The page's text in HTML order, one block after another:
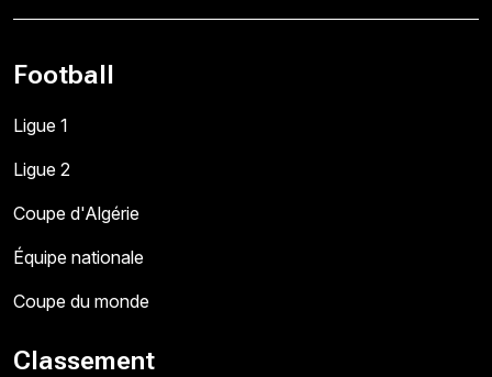
Football
Ligue 1
Ligue 2
Coupe d'Algérie
Équipe nationale
Coupe du monde
Classement